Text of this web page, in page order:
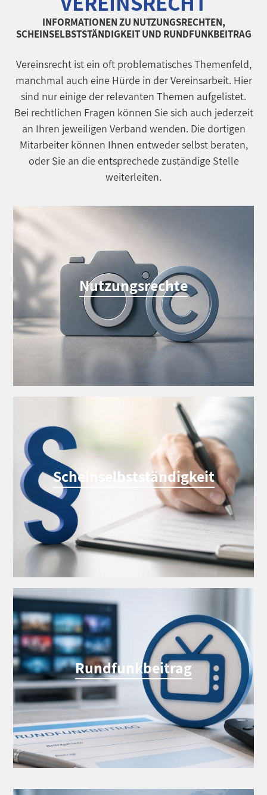
INFORMATIONEN ZU NUTZUNGSRECHTEN,
SCHEINSELBSTSTÄNDIGKEIT UND RUNDFUNKBEITRAG
Vereinsrecht ist ein oft problematisches Themenfeld,
manchmal auch eine Hürde in der Vereinsarbeit. Hier
sind nur einige der relevanten Themen aufgelistet.
Bei rechtlichen Fragen können Sie sich auch jederzeit
an Ihren jeweiligen Verband wenden. Die dortigen
Mitarbeiter können Ihnen entweder selbst beraten,
oder Sie an die entsprechede zuständige Stelle
weiterleiten.
Nutzungsrechte
Scheinselbstständigkeit
Rundfunkbeitrag